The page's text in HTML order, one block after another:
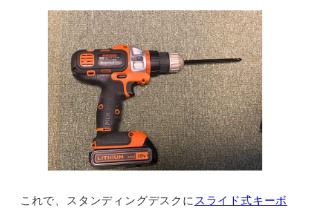
これで、スタンディングデスクにスライド式キーボ